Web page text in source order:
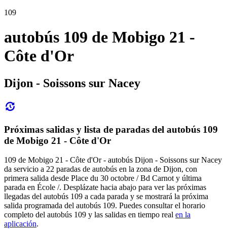
109
autobús 109 de Mobigo 21 -
Côte d'Or
Dijon - Soissons sur Nacey
Próximas salidas y lista de paradas del autobús 109
de Mobigo 21 - Côte d'Or
109 de Mobigo 21 - Côte d'Or - autobús Dijon - Soissons sur Nacey
da servicio a 22 paradas de autobús en la zona de Dijon, con
primera salida desde Place du 30 octobre / Bd Carnot y última
parada en École /. Desplázate hacia abajo para ver las próximas
llegadas del autobús 109 a cada parada y se mostrará la próxima
salida programada del autobús 109. Puedes consultar el horario
completo del autobús 109 y las salidas en tiempo real en la
aplicación.